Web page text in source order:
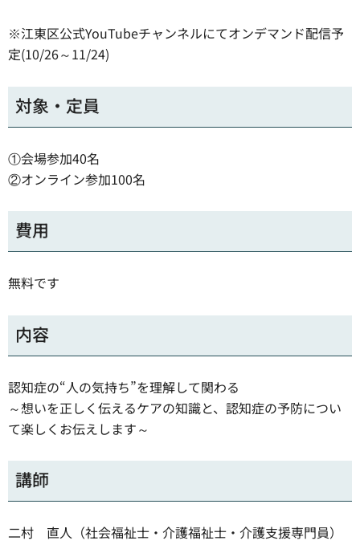
※江東区公式YouTubeチャンネルにてオンデマンド配信予
定(10/26～11/24)
対象・定員
①会場参加40名
②オンライン参加100名
費用
無料です
内容
認知症の“人の気持ち”を理解して関わる
～想いを正しく伝えるケアの知識と、認知症の予防につい
て楽しくお伝えします～
講師
二村 直人（社会福祉士・介護福祉士・介護支援専門員）